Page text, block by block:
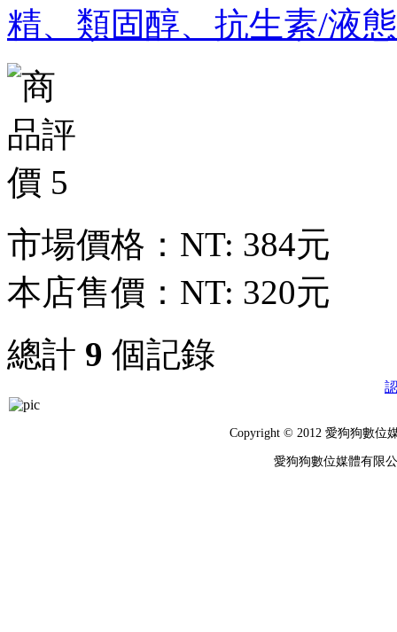
精、類固醇、抗生素/液
市場價格： NT: 384元
本店售價： NT: 320元
總計 9 個記錄
Copyright © 2012 愛狗狗數位
愛狗狗數位媒體有限